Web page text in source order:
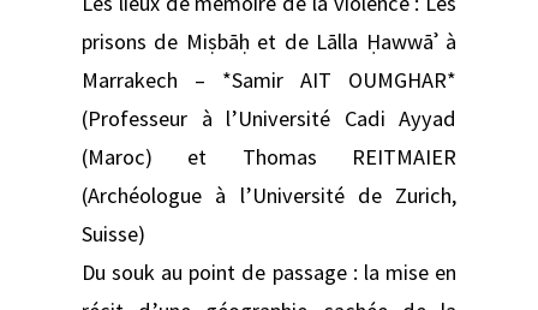
prisons de Miṣbāḥ et de Lālla Ḥawwāʾ à
Marrakech – *Samir AIT OUMGHAR*
(Professeur à l’Université Cadi Ayyad
(Maroc) et Thomas REITMAIER
(Archéologue à l’Université de Zurich,
Suisse)
Du souk au point de passage : la mise en